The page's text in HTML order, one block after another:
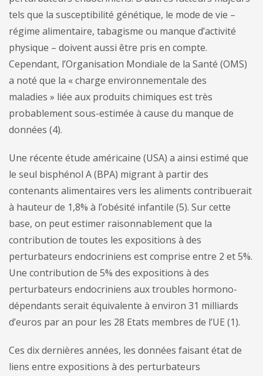
tels que la susceptibilité génétique, le mode de vie –
régime alimentaire, tabagisme ou manque d’activité
physique – doivent aussi être pris en compte.
Cependant, l’Organisation Mondiale de la Santé (OMS)
a noté que la « charge environnementale des
maladies » liée aux produits chimiques est très
probablement sous-estimée à cause du manque de
données (4).
Une récente étude américaine (USA) a ainsi estimé que
le seul bisphénol A (BPA) migrant à partir des
contenants alimentaires vers les aliments contribuerait
à hauteur de 1,8% à l’obésité infantile (5). Sur cette
base, on peut estimer raisonnablement que la
contribution de toutes les expositions à des
perturbateurs endocriniens est comprise entre 2 et 5%.
Une contribution de 5% des expositions à des
perturbateurs endocriniens aux troubles hormono-
dépendants serait équivalente à environ 31 milliards
d’euros par an pour les 28 Etats membres de l’UE (1).
Ces dix dernières années, les données faisant état de
liens entre expositions à des perturbateurs